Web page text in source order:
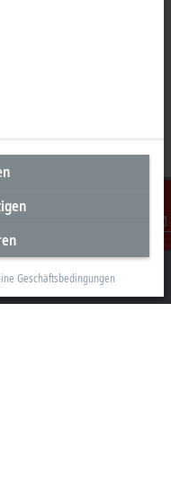
Kontakt
Geschäftsbedingungen